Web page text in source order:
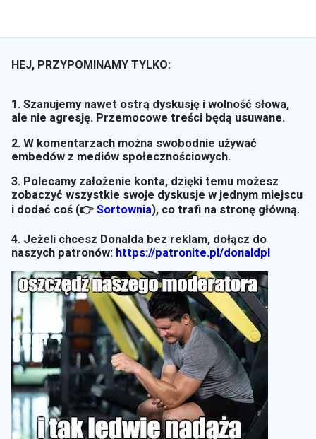
HEJ, PRZYPOMINAMY TYLKO:
1. Szanujemy nawet ostrą dyskusję i wolność słowa,
ale nie agresję. Przemocowe treści będą usuwane.
2. W komentarzach można swobodnie używać
embedów z mediów społecznościowych.
3. Polecamy założenie konta, dzięki temu możesz
zobaczyć wszystkie swoje dyskusje w jednym miejscu
i dodać coś (👉 Sortownia), co trafi na stronę główną.
4. Jeżeli chcesz Donalda bez reklam, dołącz do
naszych patronów: https://patronite.pl/donaldpl